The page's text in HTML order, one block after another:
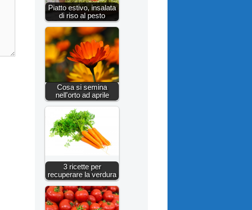
Piatto estivo, insalata
di riso al pesto
Cosa si semina
nell'orto ad aprile
3 ricette per
recuperare la verdura